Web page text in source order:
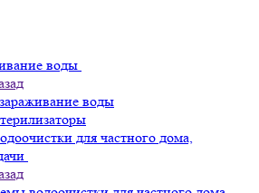
воды
воды
для частного дома,